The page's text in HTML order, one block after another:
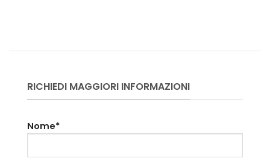
RICHIEDI MAGGIORI INFORMAZIONI
Nome*